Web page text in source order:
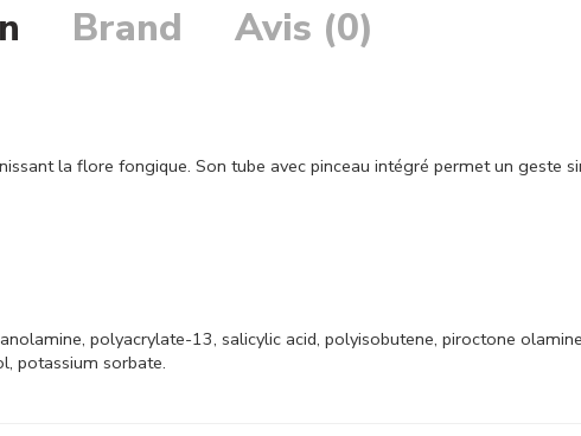
Brand Avis (0)
la flore fongique. Son tube avec pinceau intégré permet un geste
polyacrylate-13, salicylic acid, polyisobutene, piroctone
potassium sorbate.